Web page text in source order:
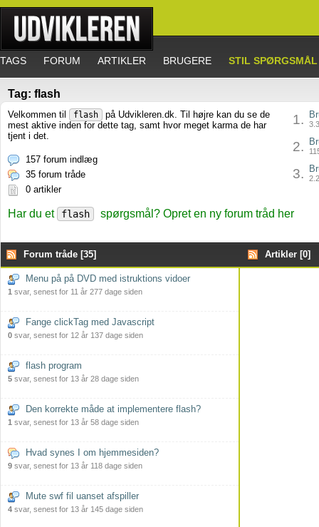
TAGS FORUM ARTIKLER BRUGERE STIL SPØRGSMÅL
Tag: flash
Velkommen til flash
på Udvikleren.dk. Til højre kan du se de
mest aktive inden for dette tag, samt hvor meget karma de har
tjent i det.
157 forum indlæg
35 forum tråde
0 artikler
1.
2.
3.
Har du et flash spørgsmål? Opret en ny forum tråd her
Forum tråde [35] Artikler [0]
Menu på på DVD med istruktions vidoer
1 svar, senest for 11 år 277 dage siden
Fange clickTag med Javascript
0 svar, senest for 12 år 137 dage siden
flash program
5 svar, senest for 13 år 28 dage siden
Den korrekte måde at implementere flash?
1 svar, senest for 13 år 58 dage siden
Hvad synes I om hjemmesiden?
9 svar, senest for 13 år 118 dage siden
Mute swf fil uanset afspiller
4 svar, senest for 13 år 145 dage siden